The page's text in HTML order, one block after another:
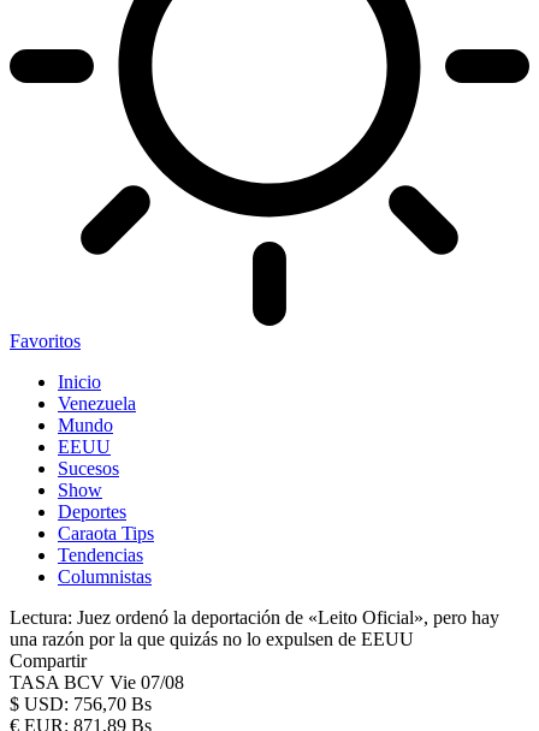
Favoritos
Inicio
Venezuela
Mundo
EEUU
Sucesos
Show
Deportes
Caraota Tips
Tendencias
Columnistas
Lectura: Juez ordenó la deportación de «Leito Oficial», pero hay
una razón por la que quizás no lo expulsen de EEUU
Compartir
TASA BCV Vie 07/08
$ USD: 756,70 Bs
€ EUR: 871,89 Bs